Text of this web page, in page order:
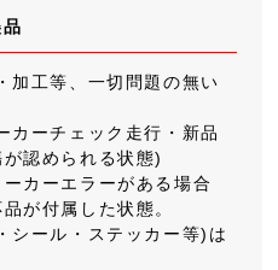
加工等、一切問題の無い
カーチェック走行・新品
認められる状態)
カーエラーがある場合
が付属した状態。
シール・ステッカー等)は